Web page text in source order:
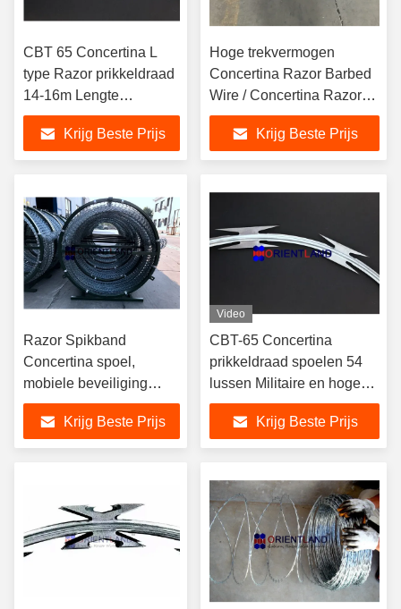
CBT 65 Concertina L
type Razor prikkeldraad
14-16m Lengte
Tuinbescherming
Krijg Beste Prijs
Hoge trekvermogen
Concertina Razor Barbed
Wire / Concertina Razor
Coil BTO-11 BTO-22
Krijg Beste Prijs
Razor Spikband
Concertina spoel,
mobiele beveiliging
Razor Draadgaas
hekkenKrijg Beste Prijs
Video
CBT-65 Concertina
prikkeldraad spoelen 54
lussen Militaire en hoge
beveiliging hekken
gebruik Krijg Beste Prijs